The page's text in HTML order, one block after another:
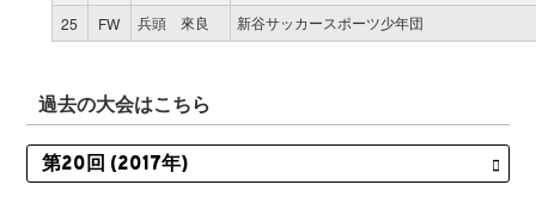
25
FW 兵頭 來良 新谷サッカースポーツ少年団
過去の大会はこちら